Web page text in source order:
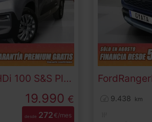
BlueHDi 100 S&S Plus Talla XL 75 kW (102 CV)
19.990 €
desde 272€/mes
FordRanger
9.438 km